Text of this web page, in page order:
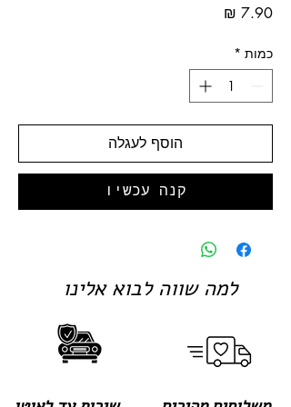
כמות *
הוסף לעגלה
קנה עכשיו
למה שווה לבוא אלינו